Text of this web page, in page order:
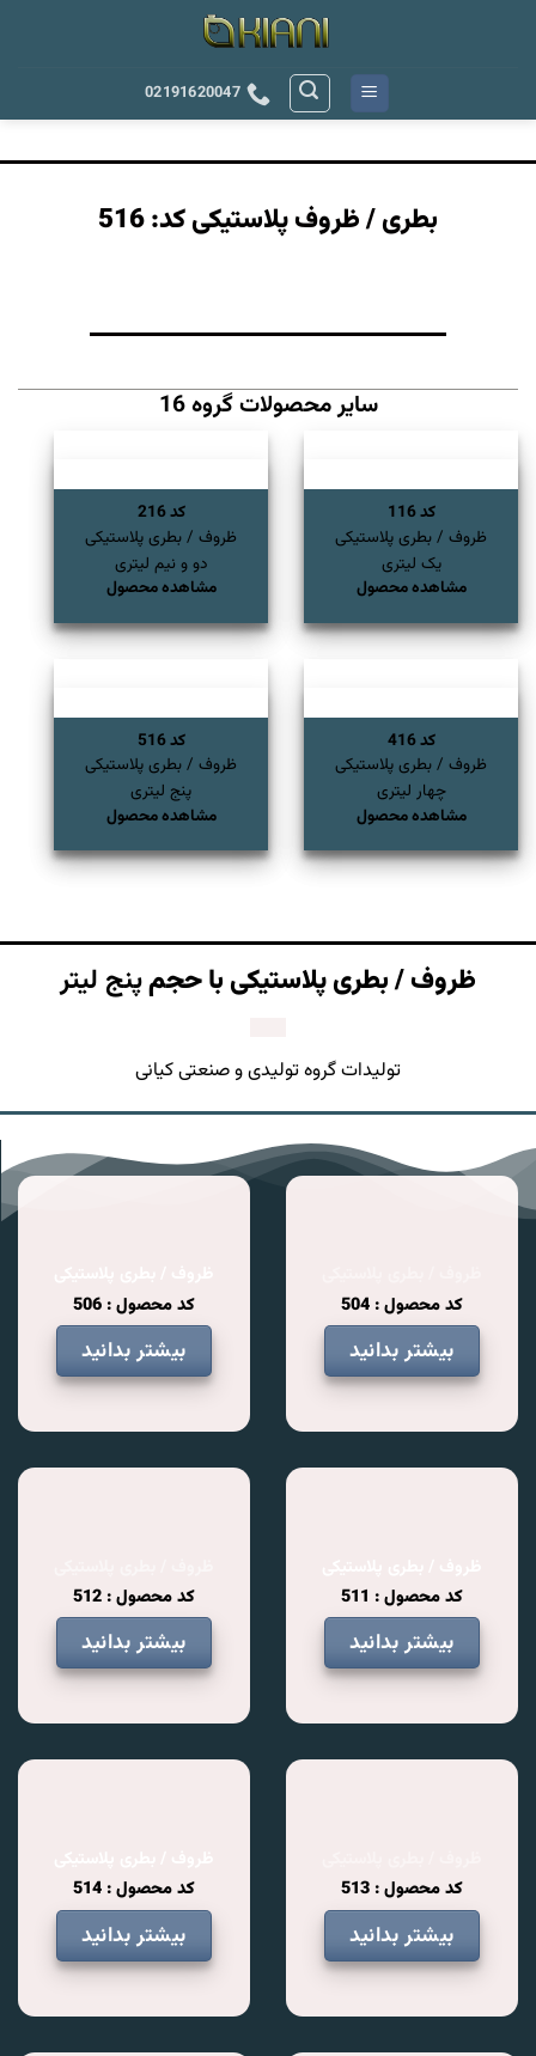
02191620047
بطری / ظروف پلاستیکی کد: 516
سایر محصولات گروه 16
کد 116
ظروف / بطری پلاستیکی
یک لیتری
مشاهده محصول
کد 216
ظروف / بطری پلاستیکی
دو و نیم لیتری
مشاهده محصول
کد 416
ظروف / بطری پلاستیکی
چهار لیتری
مشاهده محصول
کد 516
ظروف / بطری پلاستیکی
پنج لیتری
مشاهده محصول
ظروف / بطری پلاستیکی با حجمپنج لیتر
تولیدات گروه تولیدی و صنعتی کیانی
کد محصول : 504
بیشتر بدانید
کد محصول : 506
بیشتر بدانید
کد محصول : 511
بیشتر بدانید
کد محصول : 512
بیشتر بدانید
کد محصول : 513
بیشتر بدانید
کد محصول : 514
بیشتر بدانید